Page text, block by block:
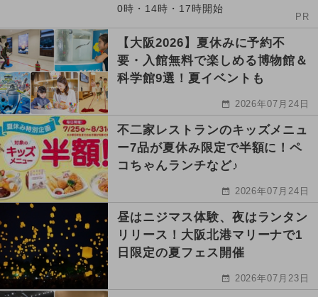
0時・14時・17時開始
PR
【大阪2026】夏休みに予約不
要・入館無料で楽しめる博物館＆
科学館9選！夏イベントも
2026年07月24日
不二家レストランのキッズメニュ
ー7品が夏休み限定で半額に！ペ
コちゃんランチなど♪
2026年07月24日
昼はニジマス体験、夜はランタン
リリース！大阪北港マリーナで1
日限定の夏フェス開催
2026年07月23日